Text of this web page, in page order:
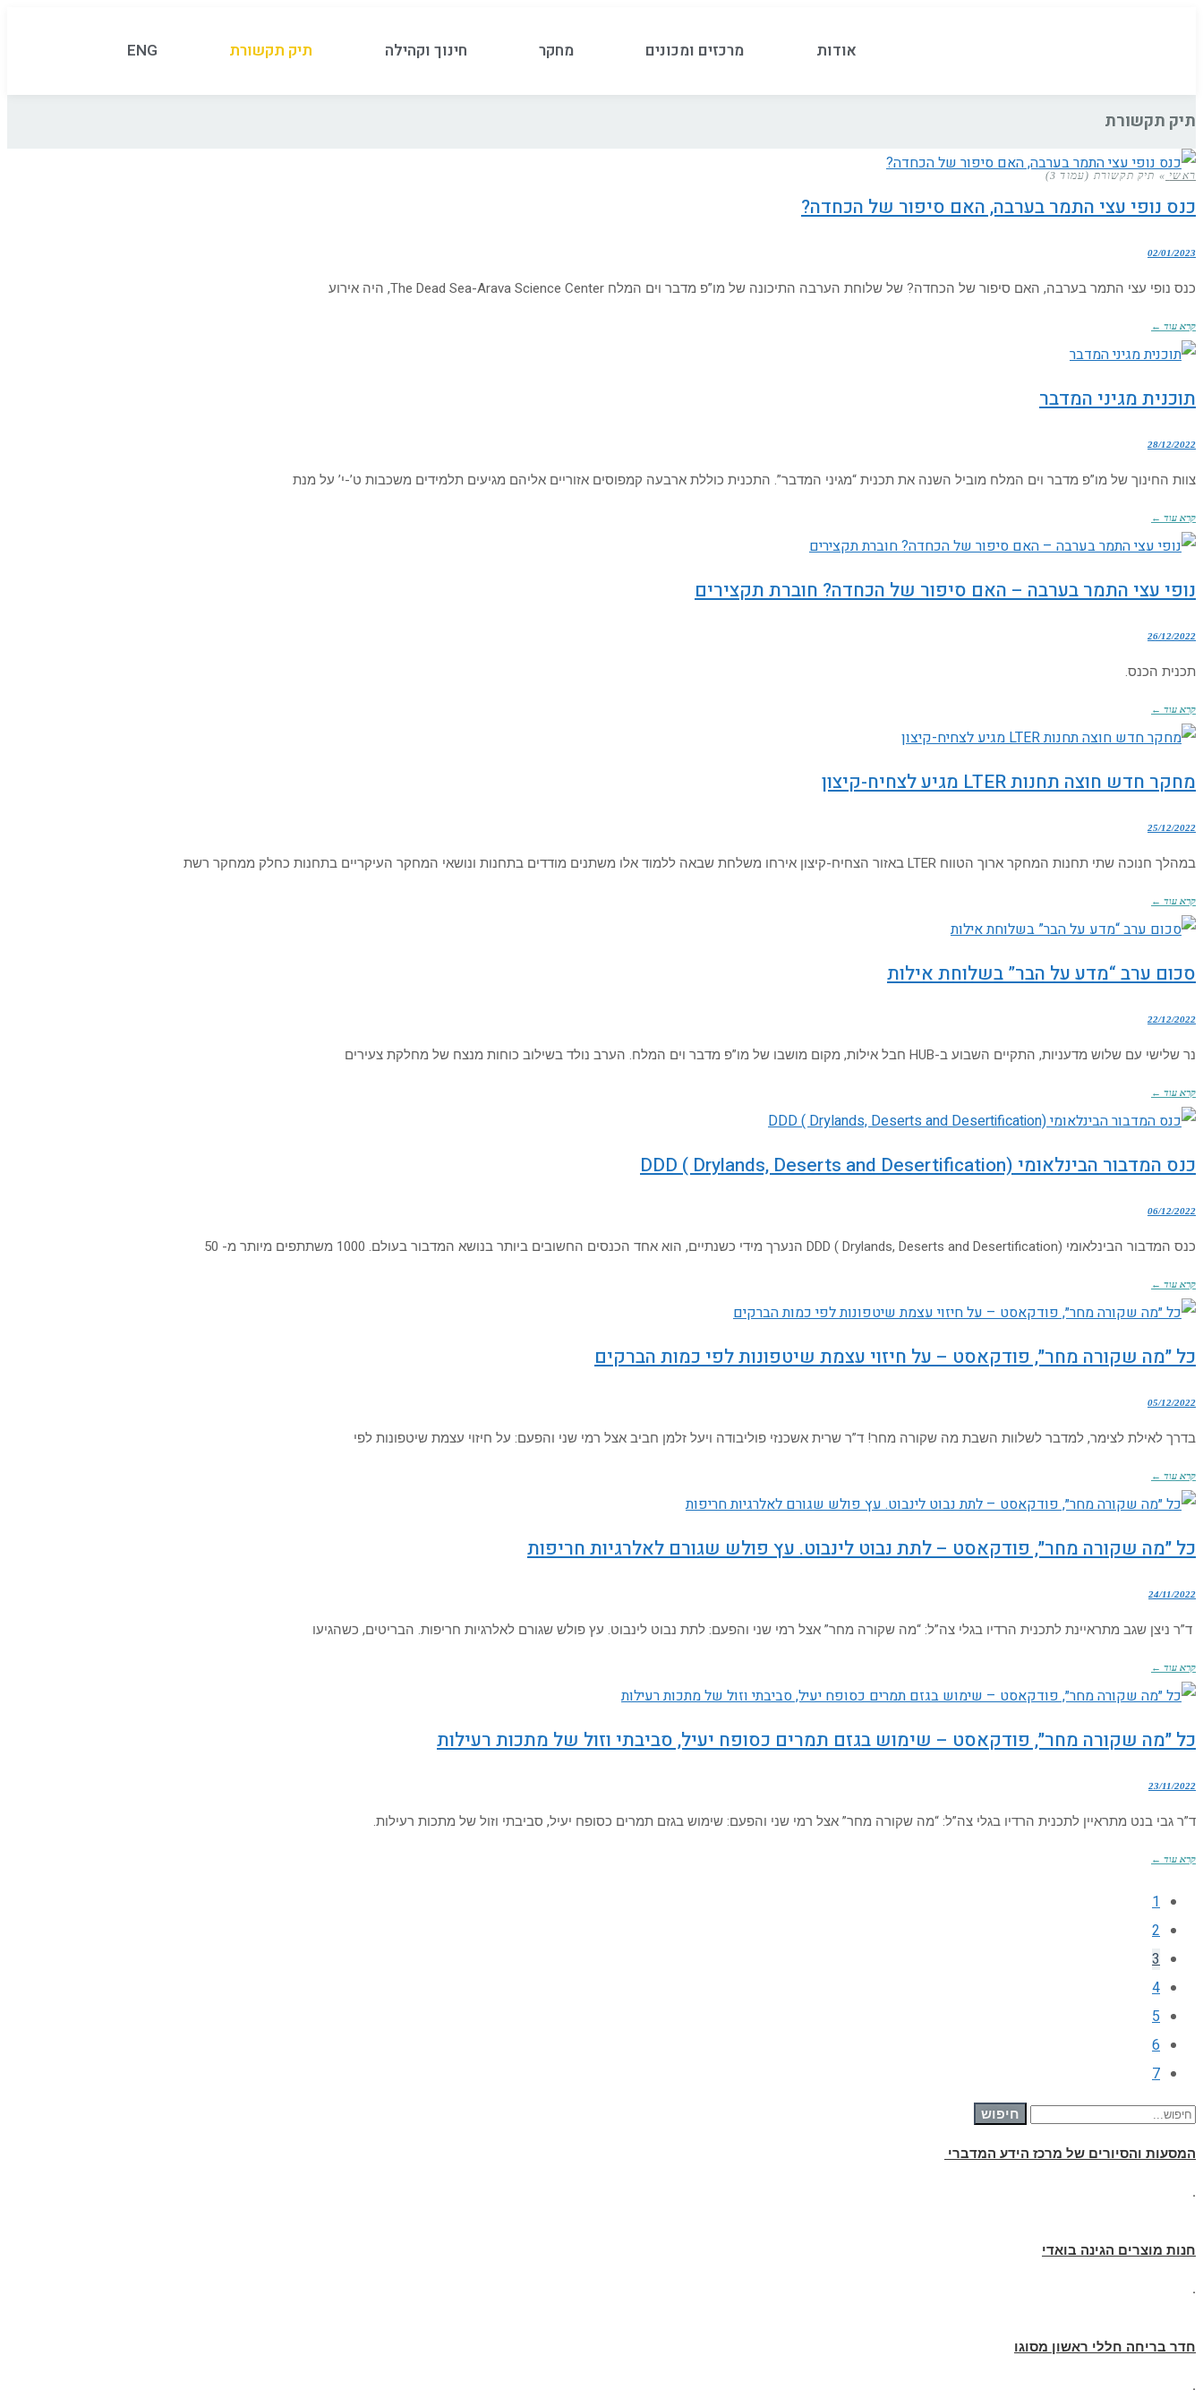
אודות מרכזים ומכונים מחקר חינוך וקהילה תיק תקשורת ENG
תיק תקשורת
ראשי » תיק תקשורת (עמוד 3)
כנס נופי עצי התמר בערבה, האם סיפור של הכחדה?
02/01/2023
כנס נופי עצי התמר בערבה, האם סיפור של הכחדה? של שלוחת הערבה התיכונה של מו”פ מדבר וים המלח The Dead Sea-Arava Science Center, היה אירוע
קרא עוד ←
תוכנית מגיני המדבר
28/12/2022
צוות החינוך של מו”פ מדבר וים המלח מוביל השנה את תכנית “מגיני המדבר”. התכנית כוללת ארבעה קמפוסים אזוריים אליהם מגיעים תלמידים משכבות ט’-י’ על מנת
קרא עוד ←
נופי עצי התמר בערבה – האם סיפור של הכחדה? חוברת תקצירים
26/12/2022
תכנית הכנס.
קרא עוד ←
מחקר חדש חוצה תחנות LTER מגיע לצחיח-קיצון
25/12/2022
במהלך חנוכה שתי תחנות המחקר ארוך הטווח LTER באזור הצחיח-קיצון אירחו משלחת שבאה ללמוד אלו משתנים מודדים בתחנות ונושאי המחקר העיקריים בתחנות כחלק ממחקר רשת
קרא עוד ←
סכום ערב “מדע על הבר” בשלוחת אילות
22/12/2022
נר שלישי עם שלוש מדעניות, התקיים השבוע ב-HUB חבל אילות, מקום מושבו של מו”פ מדבר וים המלח. הערב נולד בשילוב כוחות מנצח של מחלקת צעירים
קרא עוד ←
כנס המדבור הבינלאומי DDD ( Drylands, Deserts and Desertification)
06/12/2022
כנס המדבור הבינלאומי DDD ( Drylands, Deserts and Desertification) הנערך מידי כשנתיים, הוא אחד הכנסים החשובים ביותר בנושא המדבור בעולם. 1000 משתתפים מיותר מ- 50
קרא עוד ←
כל ״מה שקורה מחר״, פודקאסט – על חיזוי עצמת שיטפונות לפי כמות הברקים
05/12/2022
בדרך לאילת לצימר, למדבר לשלוות השבת מה שקורה מחר! ד”ר שרית אשכנזי פוליבודה ויעל זלמן חביב אצל רמי שני והפעם: על חיזוי עצמת שיטפונות לפי
קרא עוד ←
כל ״מה שקורה מחר״, פודקאסט – לתת נבוט לינבוט. עץ פולש שגורם לאלרגיות חריפות
24/11/2022
ד”ר ניצן שגב מתראיינת לתכנית הרדיו בגלי צה”ל: “מה שקורה מחר” אצל רמי שני והפעם: לתת נבוט לינבוט. עץ פולש שגורם לאלרגיות חריפות. הבריטים, כשהגיעו
קרא עוד ←
כל ״מה שקורה מחר״, פודקאסט – שימוש בגזם תמרים כסופח יעיל, סביבתי וזול של מתכות רעילות
23/11/2022
ד”ר גבי בנט מתראיין לתכנית הרדיו בגלי צה”ל: “מה שקורה מחר” אצל רמי שני והפעם: שימוש בגזם תמרים כסופח יעיל, סביבתי וזול של מתכות רעילות.
קרא עוד ←
1
2
3
4
5
6
7
חיפוש עבור: חיפוש
המסעות והסיורים של מרכז הידע המדברי
.
חנות מוצרים הגינה בואדי
.
חדר בריחה חללי ראשון מסוגו
.